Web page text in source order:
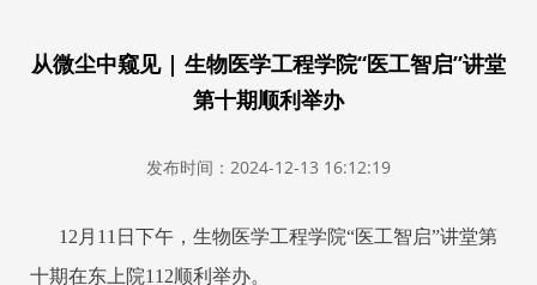
从微尘中窥见 | 生物医学工程学院“医工智启”讲堂
第十期顺利举办
发布时间：2024-12-13 16:12:19
12月11日下午，生物医学工程学院“医工智启”讲堂第
十期在东上院112顺利举办。